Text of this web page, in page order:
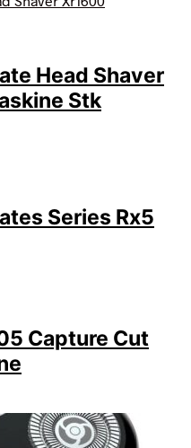
Head Shaver
Stk
kr.. Series Rx5
kr..
Capture Cut